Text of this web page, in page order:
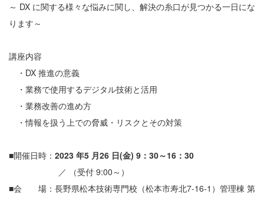
～ DX に関する様々な悩みに関し、解決の糸口が見つかる一日にな
ります～
講座内容
・DX 推進の意義
・業務で使用するデジタル技術と活用
・業務改善の進め方
・情報を扱う上での脅威・リスクとその対策
■開催日時： 2023 年5 月26 日(金) 9：30～16：30
／ （受付 9:00～）
■会 場：長野県松本技術専門校（松本市寿北7-16-1）管理棟 第